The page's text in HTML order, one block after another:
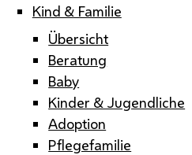
Kind & Familie
Übersicht
Beratung
Baby
Kinder & Jugendliche
Adoption
Pflegefamilie